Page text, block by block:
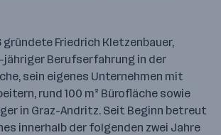
gründete Friedrich Kletzenbauer,
jähriger Berufserfahrung in der
sein eigenes Unternehmen mit
rund 100 m² Bürofläche sowie
in Graz-Andritz. Seit Beginn betreut
innerhalb der folgenden zwei Jahre